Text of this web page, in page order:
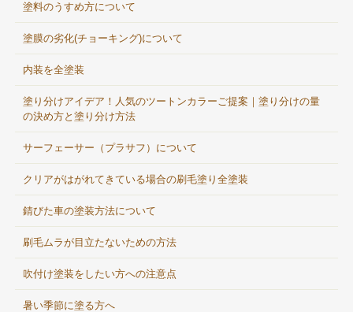
塗料のうすめ方について
塗膜の劣化(チョーキング)について
内装を全塗装
塗り分けアイデア！人気のツートンカラーご提案｜塗り分けの量
の決め方と塗り分け方法
サーフェーサー（プラサフ）について
クリアがはがれてきている場合の刷毛塗り全塗装
錆びた車の塗装方法について
刷毛ムラが目立たないための方法
吹付け塗装をしたい方への注意点
暑い季節に塗る方へ